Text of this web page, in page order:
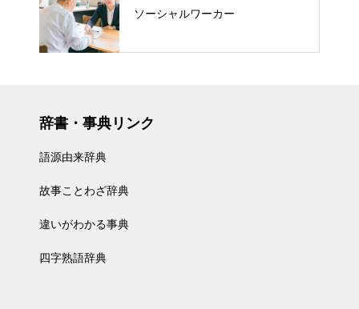
ソーシャルワーカー
辞書・事典リンク
語源由来辞典
故事ことわざ辞典
違いがわかる事典
四字熟語辞典